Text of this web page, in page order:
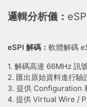
邏輯分析儀：
eSPI 解碼： 軟體解碼
1. 解碼高達 66MHz 訊
2. 匯出原始資料進行驗
3. 提供 Configuration
4. 提供 Virtual Wire /